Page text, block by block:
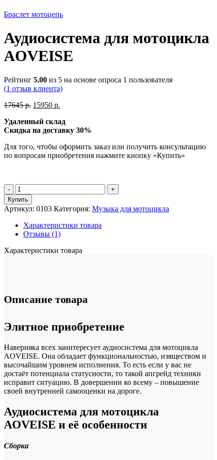
Браслет мотоцепь
Аудиосистема для мотоцикла
AOVEISE
Рейтинг 5.00 из 5 на основе опроса 1 пользователя
(1 отзыв клиента)
17645р. Первоначальная
составляла
17645 р..
15950 р.
15950 р..
Удаленный склад
Скидка на доставку 30%
Для того, чтобы оформить заказ или получить консультацию
по вопросам приобретения нажмите кнопку «Купить»
Количество
товара
Аудиосистема
для
мотоцикла
AOVEISE
Купить
Артикул: 0103 Категория: Музыка для мотоцикла
Характеристики товара
Отзывы (1)
Характеристики товара
Описание товара
Элитное приобретение
Наверняка всех заинтересует аудиосистема для мотоцикла
AOVEISE. Она обладает функциональностью, изяществом и
высочайшим уровнем исполнения. То есть если у вас не
достаёт потенциала статусности, то такой апгрейд техники
исправит ситуацию. В довершении ко всему – повышение
своей внутренней самооценки на дороге.
Аудиосистема для мотоцикла
AOVEISE и её особенности
Сборка